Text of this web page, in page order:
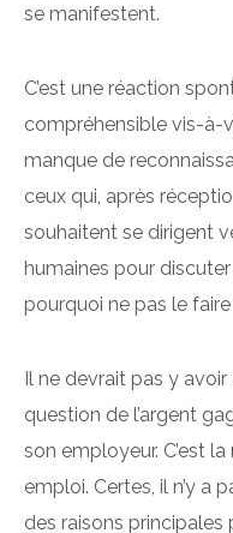
se manifestent.
C’est une réaction
compréhensible vis-à-
manque de
ceux qui, après
souhaitent se dirigent
humaines pour
pourquoi ne pas le faire
Il ne devrait pas y
question de l’argent
son employeur. C’est
emploi. Certes, il n’y a
des raisons